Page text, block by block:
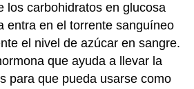
los carbohidratos en glucosa
entra en el torrente sanguíneo
el nivel de azúcar en sangre.
que ayuda a llevar la
para que pueda usarse como